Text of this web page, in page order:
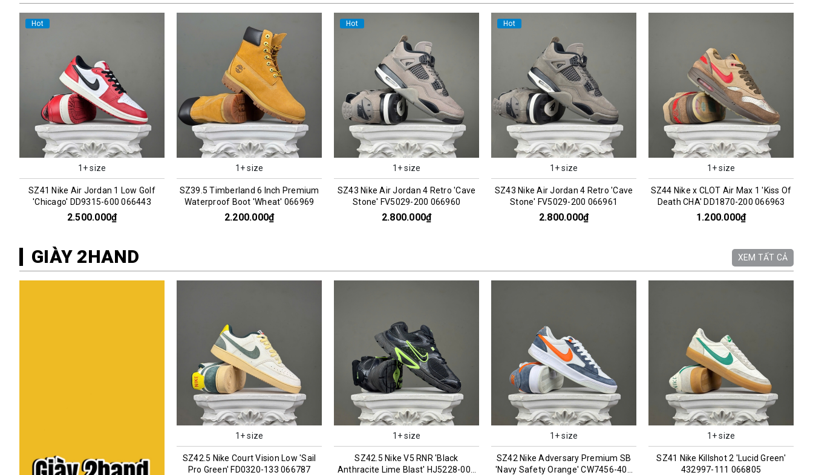
1+ size
SZ39.5 Timberland 6 Inch Premium
Waterproof Boot 'Wheat' 066969
2.200.000₫
1+ size
SZ43 Nike Air Jordan 4 Retro 'Cave
Stone' FV5029-200 066960
2.800.000₫
Hot
1+ size
SZ43 Nike Air Jordan 4 Retro 'Cave
Stone' FV5029-200 066961
2.800.000₫
1+ size
SZ44 Nike x CLOT Air Max 1 'Kiss Of
Death CHA' DD1870-200 066963
1.200.000₫
1+ size
SZ39 Nike Kwondo 1 'G-Dragon
Peaceminusone Panda' DH2482-101
066957
2.200.000₫
GIÀY 2HAND XEM TẤT CẢ
1+ size
SZ42.5 Nike Court Vision Low 'Sail
Pro Green' FD0320-133 066787
1+ size
SZ42.5 Nike V5 RNR 'Black
Anthracite Lime Blast' HJ5228-005
1+ size
SZ42 Nike Adversary Premium SB
'Navy Safety Orange' CW7456-402
1+ size
SZ41 Nike Killshot 2 'Lucid Green'
432997-111 066805